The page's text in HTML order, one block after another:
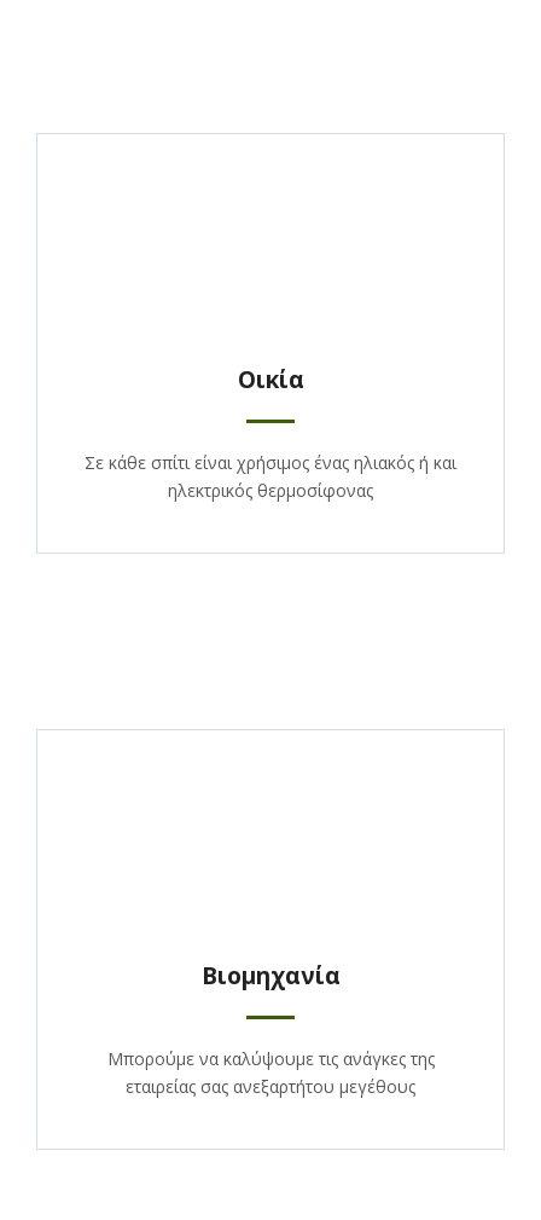
Οικία
Σε κάθε σπίτι είναι χρήσιμος ένας ηλιακός ή και
ηλεκτρικός θερμοσίφονας
Βιομηχανία
Μπορούμε να καλύψουμε τις ανάγκες της
εταιρείας σας ανεξαρτήτου μεγέθους